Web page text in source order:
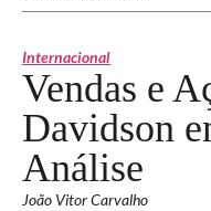
Internacional
Vendas e
Davidson
Análise
João Vitor Carvalho